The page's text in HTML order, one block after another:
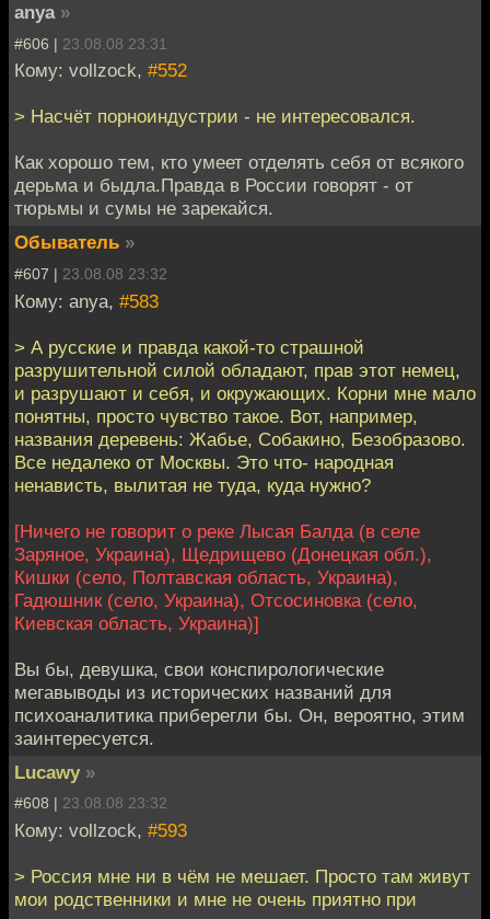
anya »
#606 | 23.08.08 23:31
Кому: vollzock, #552
> Насчёт порноиндустрии - не интересовался.
Как хорошо тем, кто умеет отделять себя от всякого
дерьма и быдла.Правда в России говорят - от
тюрьмы и сумы не зарекайся.
Обыватель »
#607 | 23.08.08 23:32
Кому: anya, #583
> А русские и правда какой-то страшной
разрушительной силой обладают, прав этот немец,
и разрушают и себя, и окружающих. Корни мне мало
понятны, просто чувство такое. Вот, например,
названия деревень: Жабье, Собакино, Безобразово.
Все недалеко от Москвы. Это что- народная
ненависть, вылитая не туда, куда нужно?
[Ничего не говорит о реке Лысая Балда (в селе
Заряное, Украина), Щедрищево (Донецкая обл.),
Кишки (село, Полтавская область, Украина),
Гадюшник (село, Украина), Отсосиновка (село,
Киевская область, Украина)]
Вы бы, девушка, свои конспирологические
мегавыводы из исторических названий для
психоаналитика приберегли бы. Он, вероятно, этим
заинтересуется.
Lucawy »
#608 | 23.08.08 23:32
Кому: vollzock, #593
> Россия мне ни в чём не мешает. Просто там живут
мои родственники и мне не очень приятно при